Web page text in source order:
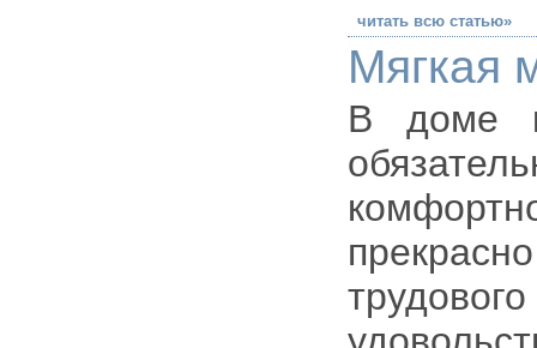
читать всю статью»
Мягкая
В доме